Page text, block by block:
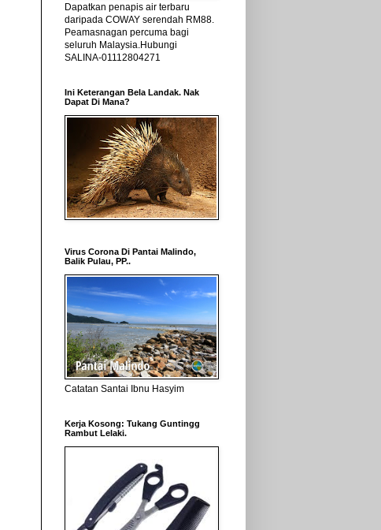
Dapatkan penapis air terbaru
daripada COWAY serendah RM88.
Peamasnagan percuma bagi
seluruh Malaysia.Hubungi
SALINA-01112804271
Ini Keterangan Bela Landak. Nak
Dapat Di Mana?
Virus Corona Di Pantai Malindo,
Balik Pulau, PP..
Catatan Santai Ibnu Hasyim
Kerja Kosong: Tukang Guntingg
Rambut Lelaki.